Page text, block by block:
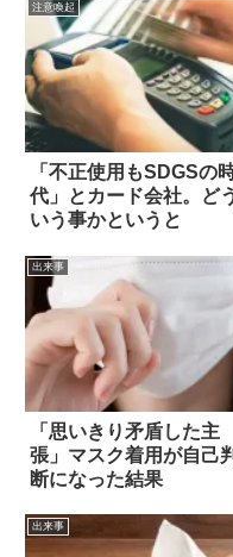
注意喚起
「不正使用もSDGSの
代」とカード会社。ど
いう事かというと
出来事
「思いきり矛盾した主
張」マスク着用が自己
断になった結果
出来事